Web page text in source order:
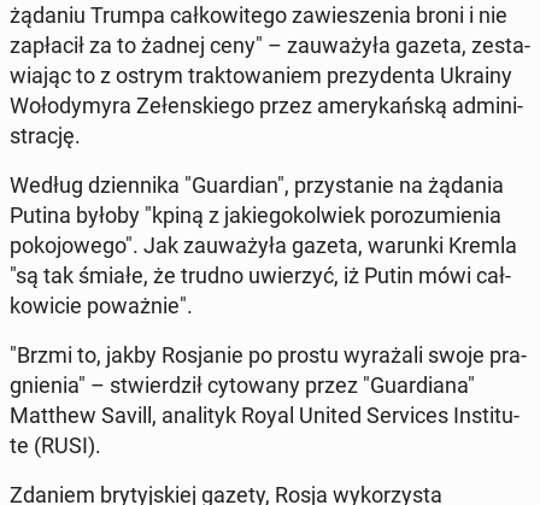
żądaniu Trumpa cał­ko­wi­te­go za­wie­sze­nia broni i nie
za­pła­cił za to żadnej ceny" – za­uwa­ży­ła gazeta, ze­sta­
wia­jąc to z ostrym trak­to­wa­niem pre­zy­den­ta Ukrainy
Wo­ło­dy­my­ra Ze­łen­skie­go przez ame­ry­kań­ską ad­mi­ni­
stra­cję.
Według dzien­ni­ka "Gu­ar­dian", przy­sta­nie na żądania
Putina byłoby "kpiną z ja­kie­go­kol­wiek po­ro­zu­mie­nia
po­ko­jo­we­go". Jak za­uwa­ży­ła gazeta, warunki Kremla
"są tak śmiałe, że trudno uwie­rzyć, iż Putin mówi cał­
ko­wi­cie po­waż­nie".
"Brzmi to, jakby Ro­sja­nie po prostu wy­ra­ża­li swoje pra­
gnie­nia" – stwier­dził cy­to­wa­ny przez "Gu­ar­dia­na"
Matthew Savill, ana­li­tyk Royal United Se­rvi­ces In­sti­tu­
te (RUSI).
Zdaniem bry­tyj­skiej gazety, Rosja wy­ko­rzy­sta